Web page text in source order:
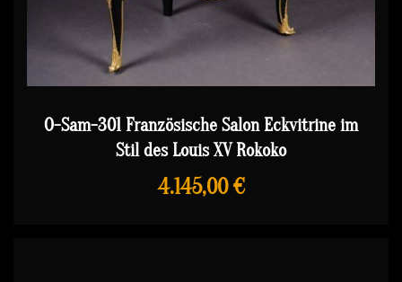
O-Sam-301 Französische Salon Eckvitrine im
Stil des Louis XV Rokoko
4.145,00 €